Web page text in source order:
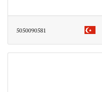
5050090581